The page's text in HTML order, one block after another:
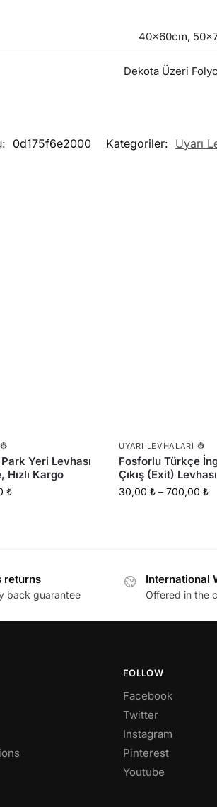
40x60cm,
Dekota Üzeri
0d175f6e2000 Kategoriler: Uyarı
Yeri Levhası
Kargo
₺
UYARI LEVHALARI 👷
Fosforlu Türkçe
Çıkış (Exit)
30,00₺ –700,00₺
returns
back guarantee
International
Offered in the
FOLLOW
Facebook
Twitter
Instagram
Pinterest
Youtube